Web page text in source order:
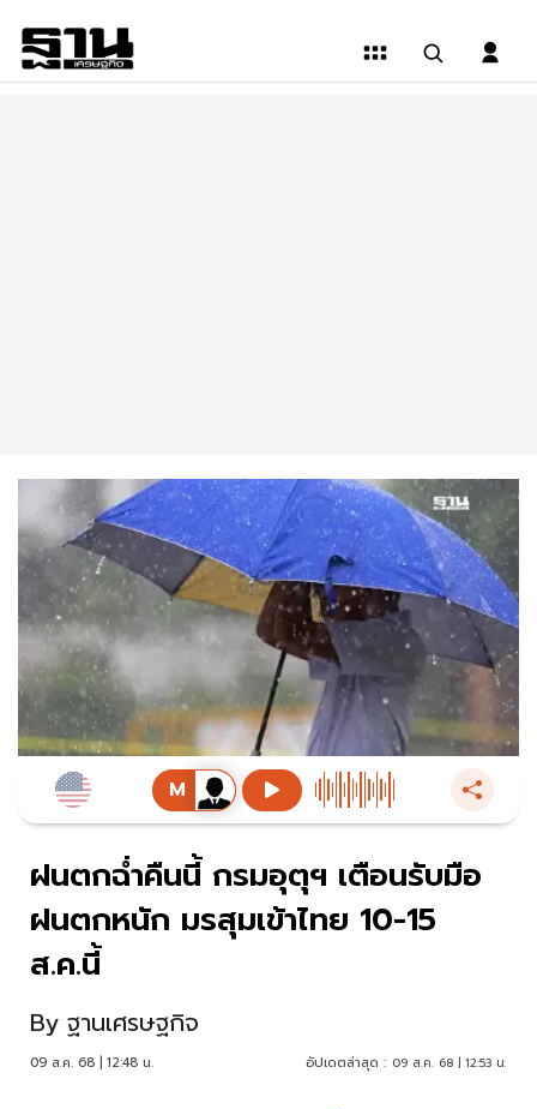
ฝนตกฉ่ำคืนนี้ กรมอุตุฯ เตือนรับมือ
ฝนตกหนัก มรสุมเข้าไทย 10-15
ส.ค.นี้
By ฐานเศรษฐกิจ
09 ส.ค. 68 | 12:48 น. อัปเดตล่าสุด : 09 ส.ค. 68 | 12:53 น.